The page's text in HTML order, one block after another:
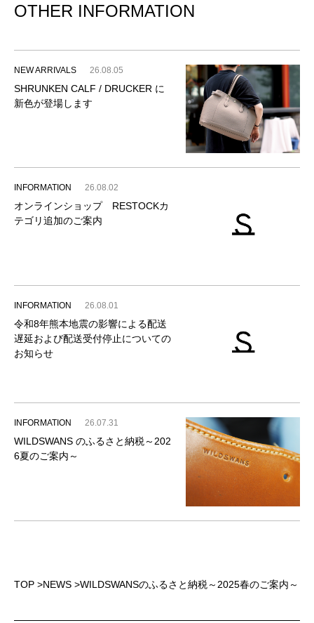
OTHER INFORMATION
NEW ARRIVALS 26.08.05
SHRUNKEN CALF / DRUCKER に
新色が登場します
INFORMATION 26.08.02
オンラインショップ RESTOCKカ
テゴリ追加のご案内
INFORMATION 26.08.01
令和8年熊本地震の影響による配送
遅延および配送受付停止についての
お知らせ
INFORMATION 26.07.31
WILDSWANS のふるさと納税～202
6夏のご案内～
TOP >NEWS >WILDSWANSのふるさと納税～2025春のご案内～